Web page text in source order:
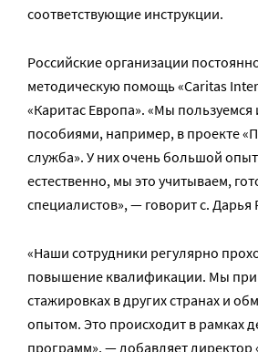
соответствующие инструкции.
Российские организации
методическую помощь «Caritas
«Каритас Европа». «Мы
пособиями, например, в проекте
служба». У них очень большой
естественно, мы это учитываем,
специалистов», — говорит с. Дарья
«Наши сотрудники регулярно
повышение квалификации. Мы
стажировках в других странах и
опытом. Это происходит в рамках
программ», — добавляет директор